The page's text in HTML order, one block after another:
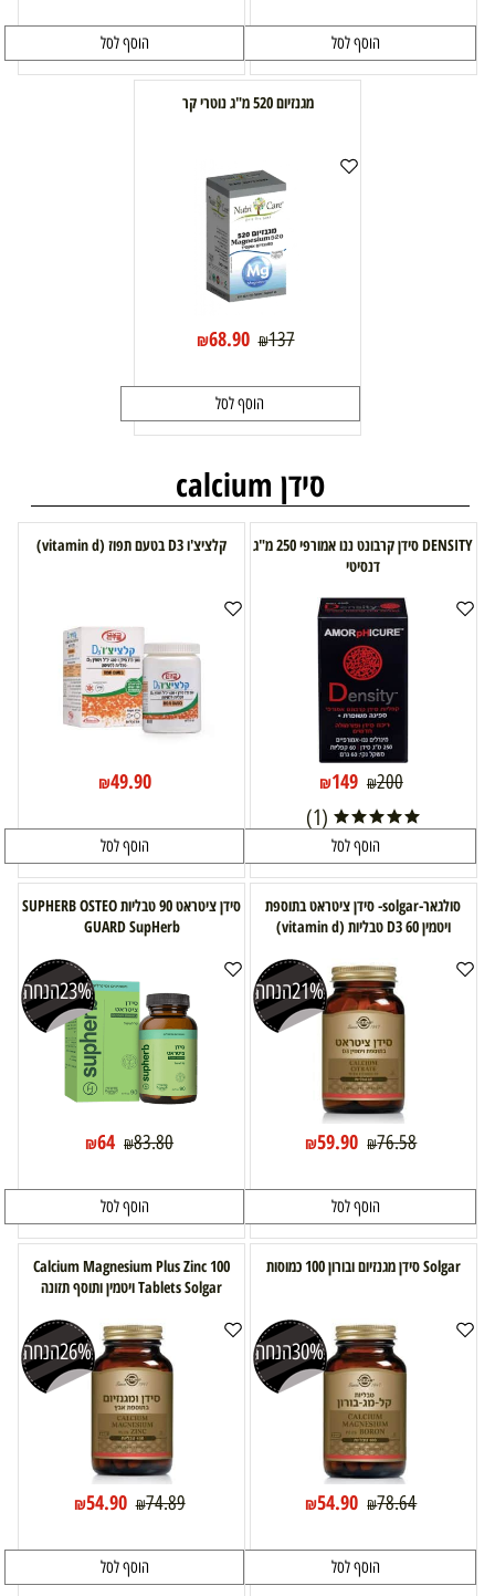
הוסף לסל הוסף לסל
מגנזיום 520 מ"ג נוטרי קר
₪137
₪68.90
הוסף לסל
סידן calcium
DENSITY סידן קרבונט ננו אמורפי 250 מ"ג
דנסיטי
₪200
₪149
(1)
הוסף לסל
קלציצ'ו D3 בטעם תפוז (vitamin d)
₪49.90
הוסף לסל
סולגאר-solgar- סידן ציטראט בתוספת
ויטמין D3 60 טבליות (vitamin d)
21%הנחה
₪76.58
₪59.90
הוסף לסל
סידן ציטראט 90 טבליות SUPHERB OSTEO
GUARD SupHerb
23%הנחה
₪83.80
₪64
הוסף לסל
Solgar סידן מגנזיום ובורון 100 כמוסות
30%הנחה
₪78.64
₪54.90
הוסף לסל
Calcium Magnesium Plus Zinc 100
Tablets Solgar ויטמין ותוסף תזונה
26%הנחה
₪74.89
₪54.90
הוסף לסל